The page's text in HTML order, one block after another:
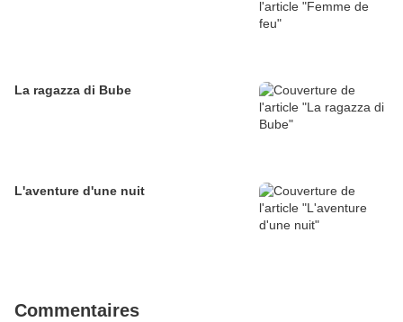
La ragazza di Bube
L'aventure d'une nuit
Commentaires